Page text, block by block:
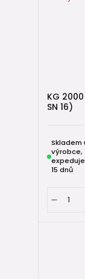
KG
SN 16)
Skladem
výrobce,
15 dnů